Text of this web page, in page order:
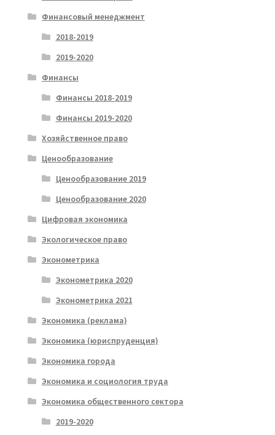
Финансовый менеджмент
2018-2019
2019-2020
Финансы
Финансы 2018-2019
Финансы 2019-2020
Хозяйственное право
Ценообразование
Ценообразование 2019
Ценообразование 2020
Цифровая экономика
Экологическое право
Эконометрика
Эконометрика 2020
Эконометрика 2021
Экономика (реклама)
Экономика (юриспруденция)
Экономика города
Экономика и социология труда
Экономика общественного сектора
2019-2020